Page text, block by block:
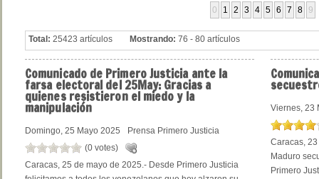
0 1 2 3 4 5 6 7 8 9
Total: 25423 artículos Mostrando: 76 - 80 artículos
Comunicadode Primero Justicia ante la
farsa electoral del 25May: Gracias a
quienes resistieron el miedo y la
manipulación
Domingo, 25 Mayo 2025
Prensa Primero Justicia
(0 votes)
Caracas, 25 de mayo de 2025.- Desde Primero Justicia
Viernes, 23
Caracas,
Maduro
Primero